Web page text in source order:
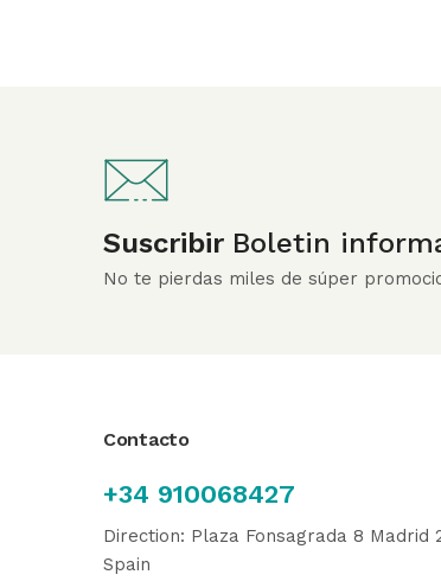
Suscribir Boletin
No te pierdas miles de súper
Contacto
+34 910068427
Direction: Plaza Fonsagrada 8 Madrid
Spain